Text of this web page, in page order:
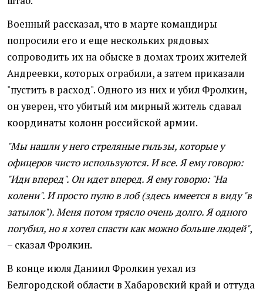
Военный рассказал, что в марте командиры
попросили его и еще нескольких рядовых
сопроводить их на обыске в домах троих жителей
Андреевки, которых ограбили, а затем приказали
"пустить в расход". Одного из них и убил Фролкин,
он уверен, что убитый им мирный житель сдавал
координаты колонн российской армии.
"Мы нашли у него стреляные гильзы, которые у
офицеров чисто используются. И все. Я ему говорю:
"Иди вперед". Он идет вперед. Я ему говорю: "На
колени". И просто пулю в лоб (здесь имеется в виду "в
затылок"). Меня потом трясло очень долго. Я одного
погубил, но я хотел спасти как можно больше людей",
– сказал Фролкин.
В конце июля Даниил Фролкин уехал из
Белгородской области в Хабаровский край и оттуда